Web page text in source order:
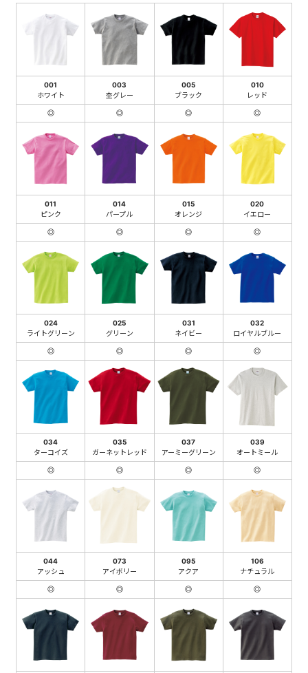
001
ホワイト
◎
003
杢グレー
◎
005
ブラック
◎
010
レッド
◎
011
ピンク
◎
014
パープル
◎
015
オレンジ
◎
020
イエロー
◎
024
ライトグリーン
◎
025
グリーン
◎
031
ネイビー
◎
032
ロイヤルブルー
◎
034
ターコイズ
◎
035
ガーネットレッド
◎
037
アーミーグリーン
◎
039
オートミール
◎
044
アッシュ
◎
073
アイボリー
◎
095
アクア
◎
106
ナチュラル
◎